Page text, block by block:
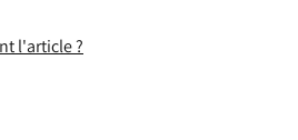
l'article ?